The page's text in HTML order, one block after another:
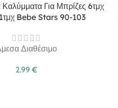
Καλύμματα Για Μπρίζες 6τμχ
Bebe Stars 90-103
Διαθέσιμο
2.99 €